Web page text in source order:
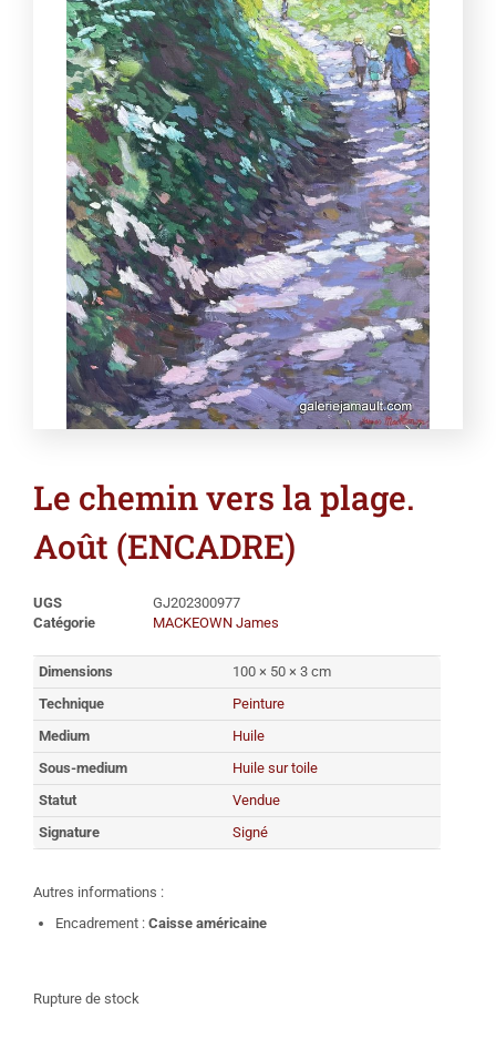
Le chemin vers la plage.
Août (ENCADRE)
UGS
GJ202300977
Catégorie
MACKEOWN James
Dimensions
100 × 50 × 3 cm
Technique
Peinture
Medium
Huile
Sous-medium
Huile sur toile
Statut
Vendue
Signature
Signé
Autres informations :
Encadrement : Caisse américaine
Rupture de stock